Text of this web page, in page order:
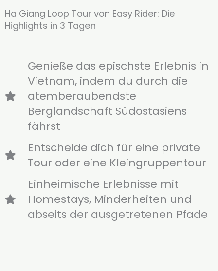
Ha Giang Loop Tour von Easy Rider: Die
Highlights in 3 Tagen
Genieße das epischste Erlebnis in
Vietnam, indem du durch die
atemberaubendste
Berglandschaft Südostasiens
fährst
Entscheide dich für eine private
Tour oder eine Kleingruppentour
Einheimische Erlebnisse mit
Homestays, Minderheiten und
abseits der ausgetretenen Pfade